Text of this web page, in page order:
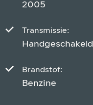
2005
Transmissie:
Handgeschakeld
Brandstof:
Benzine